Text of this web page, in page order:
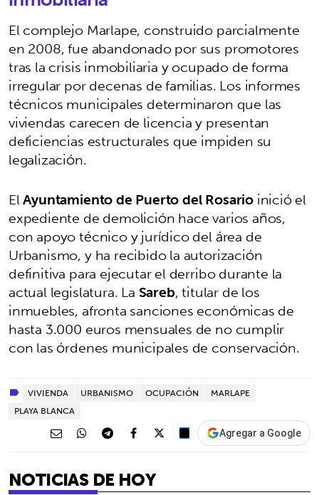
El complejo Marlape, construido parcialmente
en 2008, fue abandonado por sus promotores
tras la crisis inmobiliaria y ocupado de forma
irregular por decenas de familias. Los informes
técnicos municipales determinaron que las
viviendas carecen de licencia y presentan
deficiencias estructurales que impiden su
legalización.
ElAyuntamiento de Puerto del Rosarioinició el
expediente de demolición hace varios años,
con apoyo técnico y jurídico del área de
Urbanismo, y ha recibido la autorización
definitiva para ejecutar el derribo durante la
actual legislatura. LaSareb, titular de los
inmuebles, afronta sanciones económicas de
hasta 3.000 euros mensuales de no cumplir
con las órdenes municipales de conservación.
VIVIENDA URBANISMO OCUPACIÓN
MARLAPE
PLAYA BLANCA
Agregar a Google
NOTICIAS DE HOY